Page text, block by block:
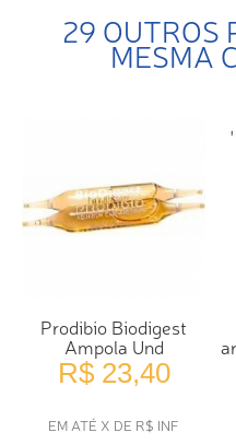
29 OUTROS
MESMA
Prodibio Biodigest
Ampola Und
R$ 23,40
EM ATÉ X DE R$ INF